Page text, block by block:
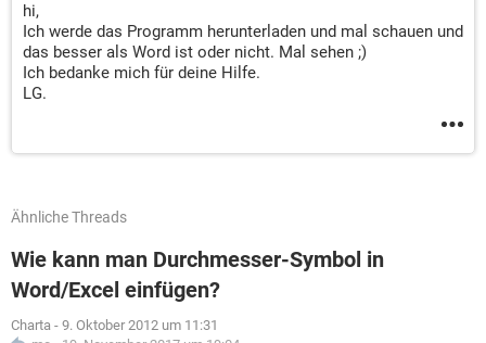
hi,
Ich werde das Programm herunterladen und mal schauen und
das besser als Word ist oder nicht. Mal sehen ;)
Ich bedanke mich für deine Hilfe.
LG.
Ähnliche Threads
Wie kann man Durchmesser-Symbol in
Word/Excel einfügen?
Charta - 9. Oktober 2012 um 11:31